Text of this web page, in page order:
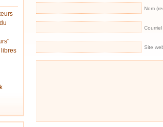
libres
Nom
Site